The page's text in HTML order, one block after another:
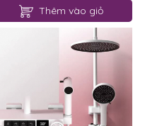
Thêm vào giỏ